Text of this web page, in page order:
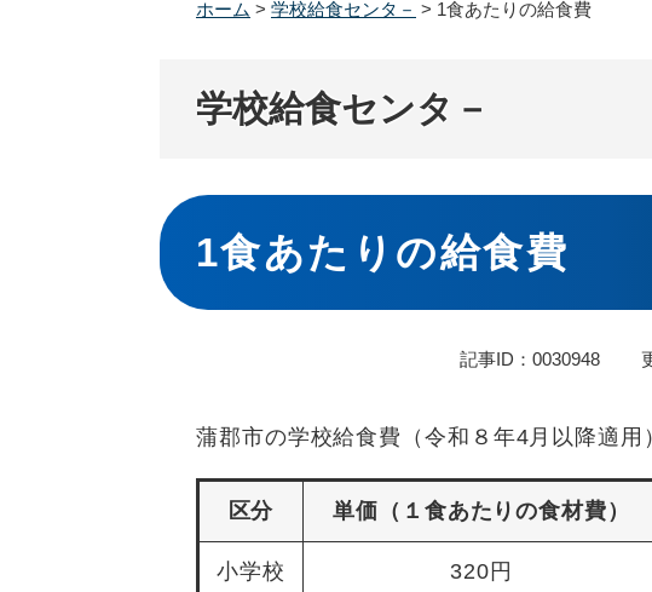
ホーム > 学校給食センタ－ > 1食あたりの給食費
学校給食センタ－
本
文
1食あたりの給食費
記事ID：0030948
蒲郡市の学校給食費（令和８年4月以降適用
区分 単価（１食あたりの食材費）
小学校 320円